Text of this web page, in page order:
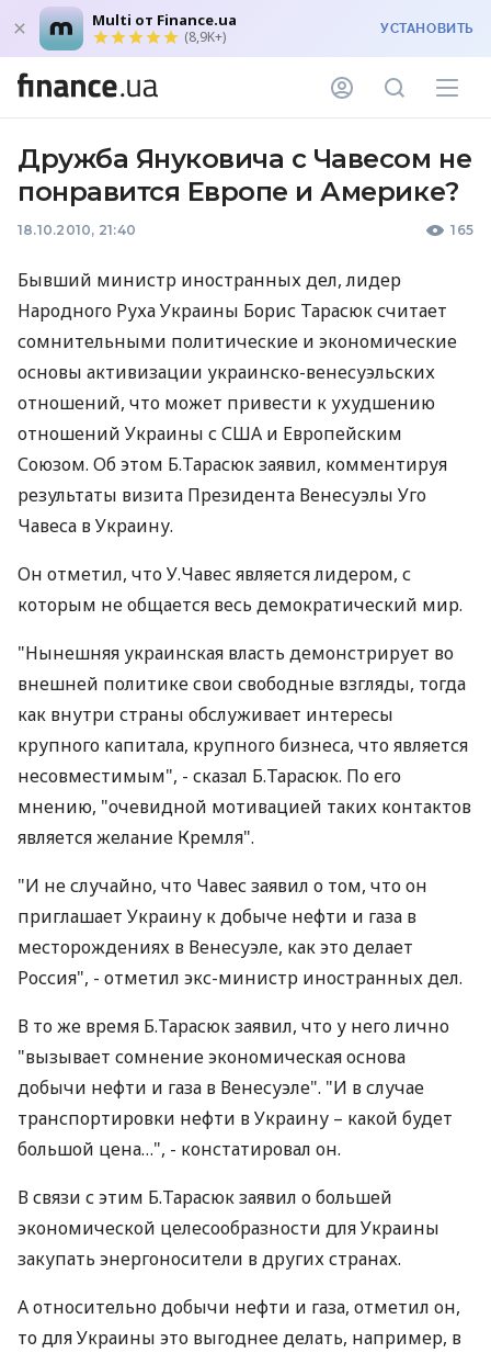
Multi от Finance.ua
(8,9K+) УСТАНОВИТЬ
Дружба Януковича с Чавесом не
понравится Европе и Америке?
18.10.2010, 21:40 165
Бывший министр иностранных дел, лидер
Народного Руха Украины Борис Тарасюк считает
сомнительными политические и экономические
основы активизации украинско-венесуэльских
отношений, что может привести к ухудшению
отношений Украины с США и Европейским
Союзом. Об этом Б.Тарасюк заявил, комментируя
результаты визита Президента Венесуэлы Уго
Чавеса в Украину.
Он отметил, что У.Чавес является лидером, с
которым не общается весь демократический мир.
"Нынешняя украинская власть демонстрирует во
внешней политике свои свободные взгляды, тогда
как внутри страны обслуживает интересы
крупного капитала, крупного бизнеса, что является
несовместимым", - сказал Б.Тарасюк. По его
мнению, "очевидной мотивацией таких контактов
является желание Кремля".
"И не случайно, что Чавес заявил о том, что он
приглашает Украину к добыче нефти и газа в
месторождениях в Венесуэле, как это делает
Россия", - отметил экс-министр иностранных дел.
В то же время Б.Тарасюк заявил, что у него лично
"вызывает сомнение экономическая основа
добычи нефти и газа в Венесуэле". "И в случае
транспортировки нефти в Украину – какой будет
большой цена…", - констатировал он.
В связи с этим Б.Тарасюк заявил о большей
экономической целесообразности для Украины
закупать энергоносители в других странах.
А относительно добычи нефти и газа, отметил он,
то для Украины это выгоднее делать, например, в